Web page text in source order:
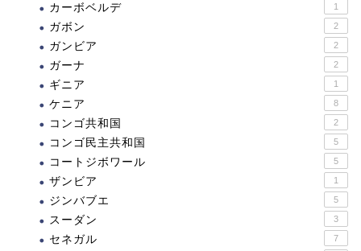
カーボベルデ 1
ガボン 2
ガンビア 2
ガーナ 2
ギニア 1
ケニア 8
コンゴ共和国 2
コンゴ民主共和国 5
コートジボワール 5
ザンビア 1
ジンバブエ 5
スーダン 3
セネガル 7